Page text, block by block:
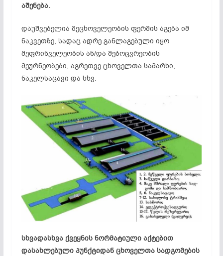
აშენება.
დაუშვებელია მეცხოველეობის ფერმის აგება იმ
ნაკვეთზე, სადაც ადრე განლაგებული იყო
მეფრინველეობის ან/და მებოცვრეობის
მეურნეობები, აგრეთვე ცხოველთა სამარხი,
ნაკელსაცავი და სხვ.
სხვადასხვა ქვეყნის ნორმატიული აქტებით
დასახლებული პუნქტიდან ცხოველთა სადგომების